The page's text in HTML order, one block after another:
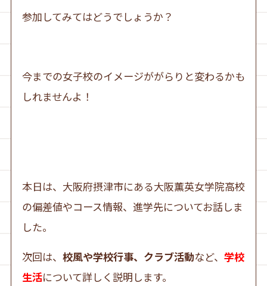
参加してみてはどうでしょうか？
今までの女子校のイメージががらりと変わるかも
しれませんよ！
本日は、大阪府摂津市にある大阪薫英女学院高校
の偏差値やコース情報、進学先についてお話しま
した。
次回は、 校風や学校行事、クラブ活動など、 学校
生活について詳しく説明します。